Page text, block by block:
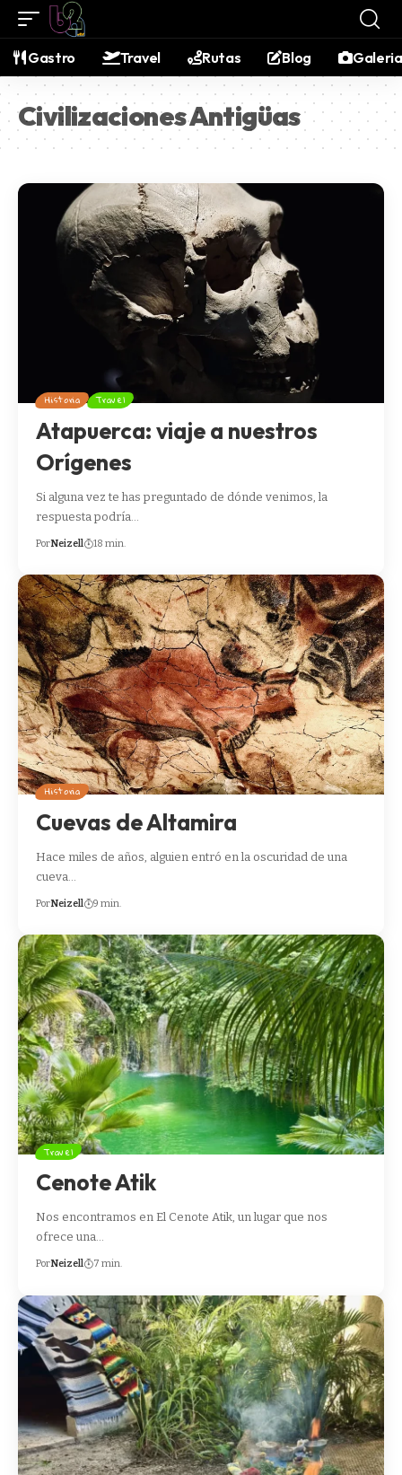
contenido
Gastro Travel Rutas Blog Galeria
Civilizaciones Antigüas
Historia Travel
Atapuerca: viaje a nuestros
Orígenes
Si alguna vez te has preguntado de dónde venimos, la
respuesta podría…
PorNeizell 18 min.
Historia
Cuevas de Altamira
Hace miles de años, alguien entró en la oscuridad de una
cueva…
PorNeizell 9 min.
Travel
Cenote Atik
Nos encontramos en El Cenote Atik, un lugar que nos
ofrece una…
PorNeizell 7 min.